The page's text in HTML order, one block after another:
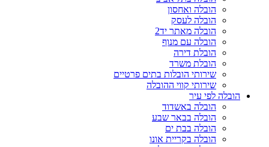
הובלה ואחסון
הובלה לעסק
הובלה מאתר יד2
הובלה עם מנוף
הובלת דירה
הובלת משרד
שירותי הובלות בתים פרטיים
שירותי קווי ההובלה
הובלה לפי עיר
הובלה באשדוד
הובלה בבאר שבע
הובלה בבת ים
הובלה בקריית אונו